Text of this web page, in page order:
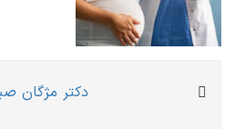
راهبری
Previous
دکتر مژگان